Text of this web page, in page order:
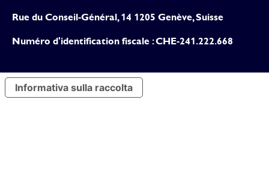
Rue du Conseil-Général, 14 1205 Genève, Suisse
Numéro d'identification fiscale : CHE-241.222.668
Informativa sulla raccolta